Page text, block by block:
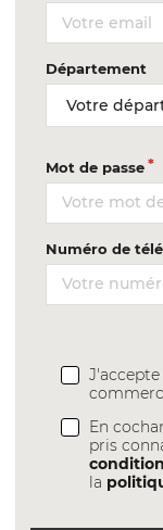
Département
Mot de passe
Numéro de
En
pris
la